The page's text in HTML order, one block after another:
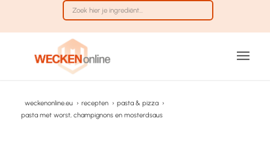
weckenonline.eu › recepten › pasta & pizza ›
pasta met worst, champignons en mosterdsaus